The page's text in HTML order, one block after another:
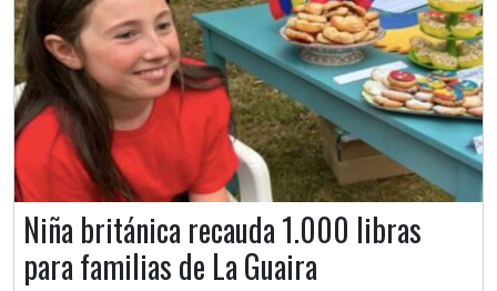
Niña británica recauda 1.000 libras
para familias de La Guaira